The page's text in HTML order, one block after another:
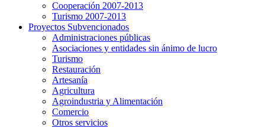
Cooperación 2007-2013
Turismo 2007-2013
Proyectos Subvencionados
Administraciones públicas
Asociaciones y entidades sin ánimo de lucro
Turismo
Restauración
Artesanía
Agricultura
Agroindustria y Alimentación
Comercio
Otros servicios